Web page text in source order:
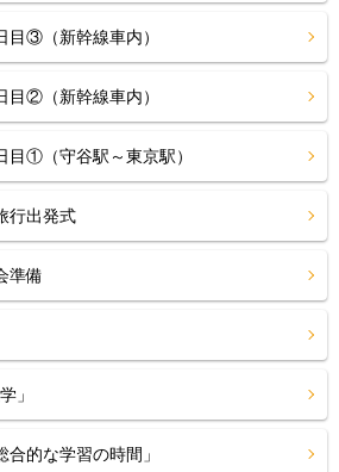
③（新幹線車内）
②（新幹線車内）
①（守谷駅～東京駅）
行出発式
準備
」
的な学習の時間」